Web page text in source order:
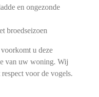
en ongezonde
broedseizoen
u deze
van uw woning. Wij
voor de vogels.